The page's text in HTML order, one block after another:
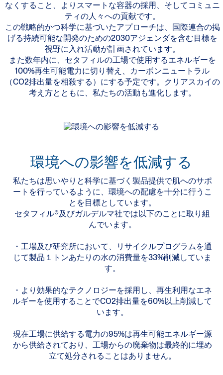
なくすること、よりスマートな容器の採用、そしてコミュニ
ティの人々への貢献です。
この戦略的かつ科学に基づいたアプローチは、国際連合の掲
げる持続可能な開発のための2030アジェンダを含む目標を
視野に入れ活動が計画されています。
また数年内に、セタフィルの工場で使用するエネルギーを
100%再生可能電力に切り替え、カーボンニュートラル
（CO2排出量を相殺する）にする予定です。クリアスカイの
考え方とともに、私たちの活動も進化します。
環境への影響を低減する
私たちは思いやりと科学に基づく製品提供で肌へのサポ
ートを行っているように、環境への配慮を十分に行うこ
とを目標としています。
セタフィル®及びガルデルマ社では以下のことに取り組
んでいます。
・工場及び研究所において、リサイクルプログラムを通
じて製品１トンあたりの水の消費量を33%削減していま
す。
・より効果的なテクノロジーを採用し、再生利用なエネ
ルギーを使用することでCO2排出量を60%以上削減して
います。
現在工場に供給する電力の95%は再生可能エネルギー源
から供給されており、工場からの廃棄物は最終的に埋め
立て処分されることはありません。